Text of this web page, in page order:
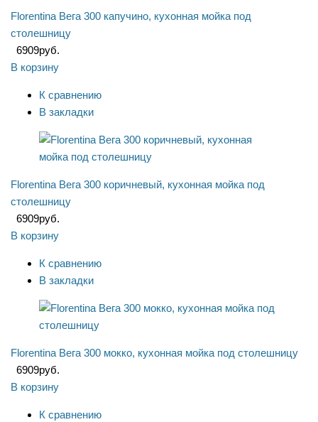
Florentina Вега 300 капучино, кухонная мойка под
столешницу
6909руб.
В корзину
К сравнению
В закладки
Florentina Вега 300 коричневый, кухонная мойка под
столешницу
6909руб.
В корзину
К сравнению
В закладки
Florentina Вега 300 мокко, кухонная мойка под столешницу
6909руб.
В корзину
К сравнению